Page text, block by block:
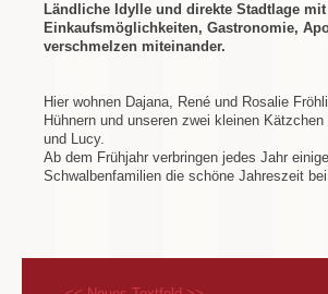
Ländliche Idylle und direkte Stadtlage mit
Einkaufsmöglichkeiten, Gastronomie,
verschmelzen miteinander.
Hier wohnen Dajana, René und Rosalie
Hühnern und unseren zwei kleinen
und Lucy.
Ab dem Frühjahr verbringen jedes Jahr einige
Schwalbenfamilien die schöne Jahreszeit